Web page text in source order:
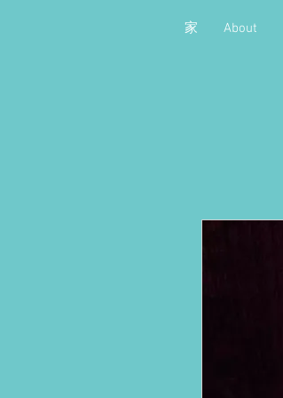
家 About